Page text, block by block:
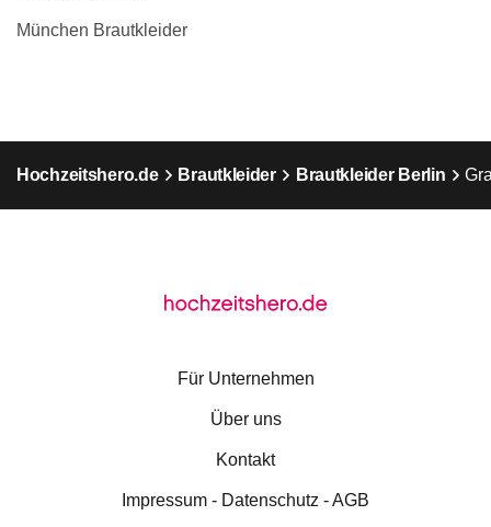
München Brautkleider
Hochzeitshero.de Brautkleider Brautkleider Berlin
Für Unternehmen
Über uns
Kontakt
Impressum - Datenschutz - AGB